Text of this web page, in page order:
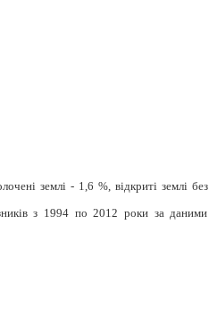
землі - 1,6 %, відкриті землі без
з 1994 по 2012 роки за даними